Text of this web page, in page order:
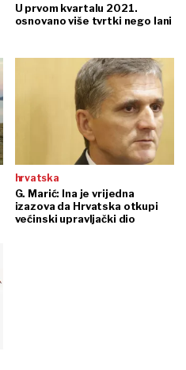
U prvom kvartalu 2021.
osnovano više tvrtki nego lani
hrvatska
G. Marić: Ina je vrijedna
izazova da Hrvatska otkupi
većinski upravljački dio